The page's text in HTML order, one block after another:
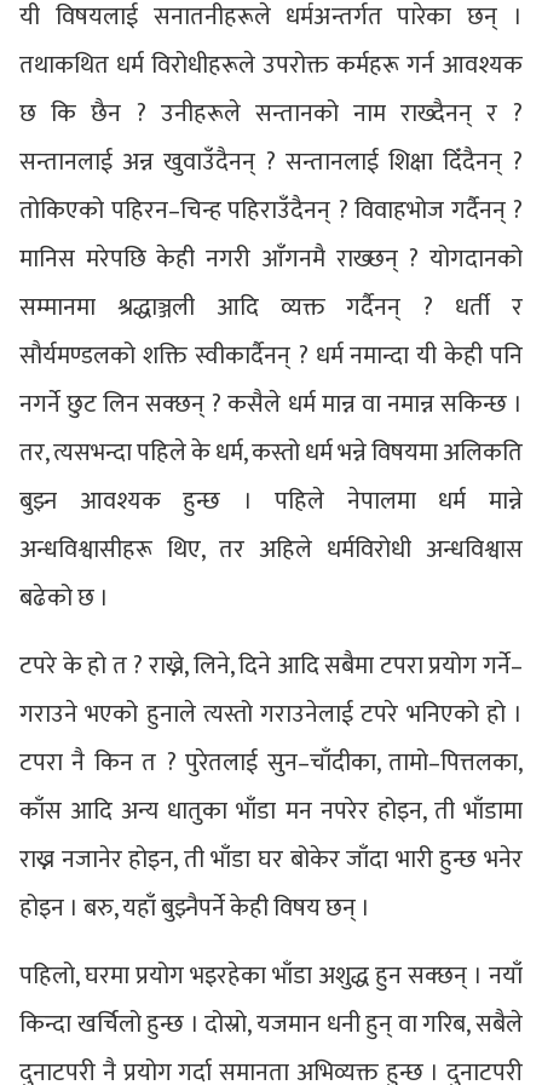
यी विषयलाई सनातनीहरूले धर्मअन्तर्गत पारेका छन् ।
तथाकथित धर्म विरोधीहरूले उपरोक्त कर्महरू गर्न आवश्यक
छ कि छैन ? उनीहरूले सन्तानको नाम राख्दैनन् र ?
सन्तानलाई अन्न खुवाउँदैनन् ? सन्तानलाई शिक्षा दिँदैनन् ?
तोकिएको पहिरन–चिन्ह पहिराउँदैनन् ? विवाहभोज गर्दैनन् ?
मानिस मरेपछि केही नगरी आँगनमै राख्छन् ? योगदानको
सम्मानमा श्रद्धाञ्जली आदि व्यक्त गर्दैनन् ? धर्ती र
सौर्यमण्डलको शक्ति स्वीकार्दैनन् ? धर्म नमान्दा यी केही पनि
नगर्ने छुट लिन सक्छन् ? कसैले धर्म मान्न वा नमान्न सकिन्छ ।
तर, त्यसभन्दा पहिले के धर्म, कस्तो धर्म भन्ने विषयमा अलिकति
बुझ्न आवश्यक हुन्छ । पहिले नेपालमा धर्म मान्ने
अन्धविश्वासीहरू थिए, तर अहिले धर्मविरोधी अन्धविश्वास
बढेको छ ।
टपरे के हो त ? राख्ने, लिने, दिने आदि सबैमा टपरा प्रयोग गर्ने–
गराउने भएको हुनाले त्यस्तो गराउनेलाई टपरे भनिएको हो ।
टपरा नै किन त ? पुरेतलाई सुन–चाँदीका, तामो–पित्तलका,
काँस आदि अन्य धातुका भाँडा मन नपरेर होइन, ती भाँडामा
राख्न नजानेर होइन, ती भाँडा घर बोकेर जाँदा भारी हुन्छ भनेर
होइन । बरु, यहाँ बुझ्नैपर्ने केही विषय छन् ।
पहिलो, घरमा प्रयोग भइरहेका भाँडा अशुद्ध हुन सक्छन् । नयाँ
किन्दा खर्चिलो हुन्छ । दोस्रो, यजमान धनी हुन् वा गरिब, सबैले
दुनाटपरी नै प्रयोग गर्दा समानता अभिव्यक्त हुन्छ । दुनाटपरी